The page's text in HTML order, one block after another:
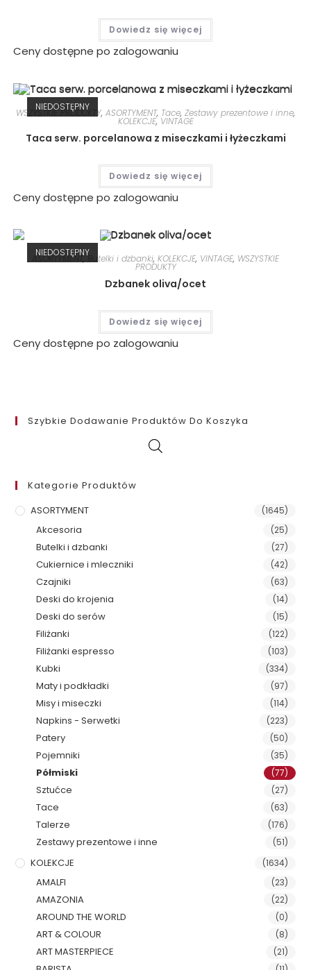
Dowiedz się więcej
Ceny dostępne po zalogowaniu
NIEDOSTĘPNY
WSZYSTKIE PRODUKTY, ASORTYMENT, Tace, Zestawy prezentowe i inne,
KOLEKCJE, VINTAGE
Taca serw. porcelanowa z miseczkami i łyżeczkami
Dowiedz się więcej
Ceny dostępne po zalogowaniu
NIEDOSTĘPNY
ASORTYMENT, Butelki i dzbanki, KOLEKCJE, VINTAGE, WSZYSTKIE
PRODUKTY
Dzbanek oliva/ocet
Dowiedz się więcej
Ceny dostępne po zalogowaniu
Szybkie Dodawanie Produktów Do Koszyka
Kategorie Produktów
ASORTYMENT
(1645)
Akcesoria (25)
Butelki i dzbanki (27)
Cukiernice i mleczniki (42)
Czajniki (63)
Deski do krojenia (14)
Deski do serów (15)
Filiżanki (122)
Filiżanki espresso (103)
Kubki (334)
Maty i podkładki (97)
Misy i miseczki (114)
Napkins - Serwetki (223)
Patery (50)
Pojemniki (35)
Półmiski (77)
Sztućce (27)
Tace (63)
Talerze (176)
Zestawy prezentowe i inne (51)
KOLEKCJE (1634)
AMALFI (23)
AMAZONIA (22)
AROUND THE WORLD (0)
ART & COLOUR (8)
ART MASTERPIECE (21)